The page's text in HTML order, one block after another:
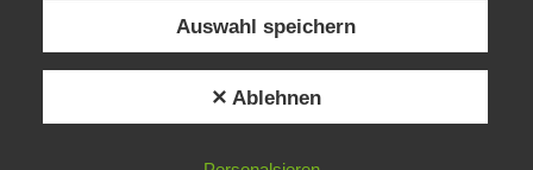
Auswahl speichern
✕ Ablehnen